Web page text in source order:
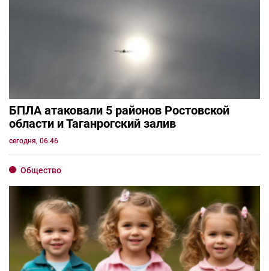
БПЛА атаковали 5 районов Ростовской
области и Таганрогский залив
сегодня, 06:46
Общество